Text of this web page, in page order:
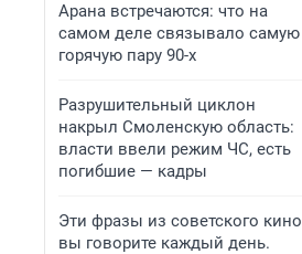
Арана встречаются: что на
самом деле связывало самую
горячую пару 90-х
Разрушительный циклон
накрыл Смоленскую область:
власти ввели режим ЧС, есть
погибшие — кадры
Эти фразы из советского кино
вы говорите каждый день.